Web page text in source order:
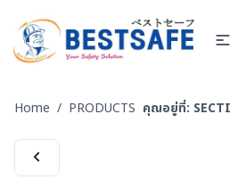
Home / PRODUCTS คุณอยู่ที่: